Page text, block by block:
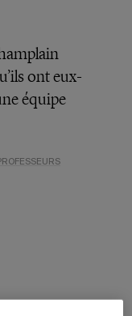
ont eux-
équipe